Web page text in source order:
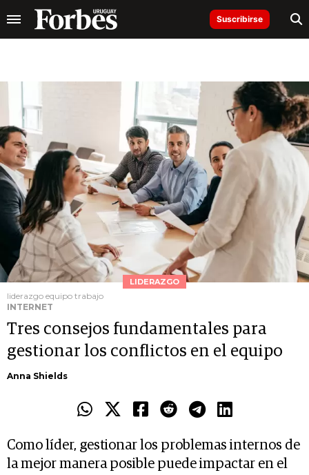
Suscribirse
LIDERAZGO
liderazgo equipo trabajo
INTERNET
Tres consejos fundamentales para
gestionar los conflictos en el equipo
Anna Shields
Como líder, gestionar los problemas internos de
la mejor manera posible puede impactar en el